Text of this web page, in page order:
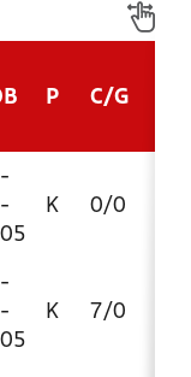
P C/G
K 0/0
K 7/0